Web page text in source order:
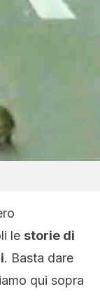
le storie di
. Basta dare
qui sopra